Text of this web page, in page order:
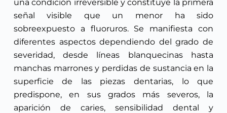
una condición irreversible y constituye la primera
señal visible que un menor ha sido
sobreexpuesto a fluoruros. Se manifiesta con
diferentes aspectos dependiendo del grado de
severidad, desde líneas blanquecinas hasta
manchas marrones y perdidas de sustancia en la
superficie de las piezas dentarias, lo que
predispone, en sus grados más severos, la
aparición de caries, sensibilidad dental y